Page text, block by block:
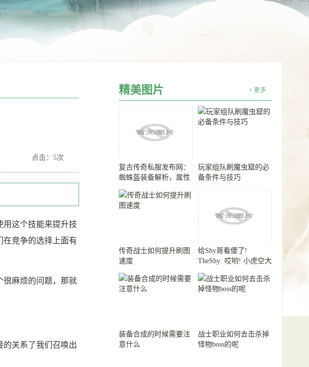
点击：5次
用这个技能来提升技
在竞争的选择上面有
很麻烦的问题，那就
的关系了我们召唤出
精美图片 + 更多
复古传奇私服发布网：
蜘蛛盔装备解析，属性
强大又稀有！
玩家组队刷魔虫窟的必
备条件与技巧
传奇战士如何提升刷图
速度
给Shy哥看傻了!
TheShy: 哎哟! 小虎空大
可惜了!
装备合成的时候需要注
意什么
战士职业如何去击杀掉
怪物boss的呢